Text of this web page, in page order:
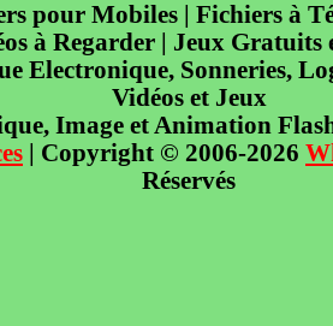
pour Mobiles | Fichiers à
à Regarder | Jeux Gratuits
Electronique, Sonneries,
Vidéos et Jeux
Image et Animation
| Copyright © 2006-2026
Réservés